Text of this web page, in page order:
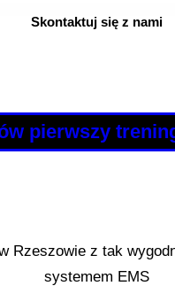
Skontaktuj się z nami
pierwszy
Rzeszowie z tak
systemem EMS